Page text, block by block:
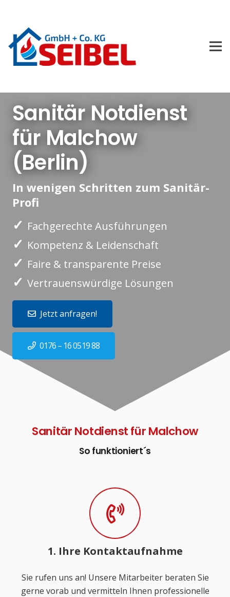
Sanitär Notdienst
für Malchow
(Berlin)
In wenigen Schritten zum Sanitär-
Profi
✓ Fachgerechte Ausführungen
✓ Kompetenz & Leidenschaft
✓ Faire & transparente Preise
✓ Vertrauenswürdige Lösungen
Jetzt anfragen!
0176 – 16 0519 88
Sanitär Notdienst für Malchow
So funktioniert´s
1. Ihre Kontaktaufnahme
Sie rufen uns an! Unsere Mitarbeiter beraten Sie
gerne vorab und vermitteln Ihnen professionelle